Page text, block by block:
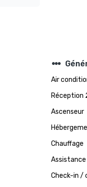
steppers
Air
Ascenseur
Chauffage
Check-in /